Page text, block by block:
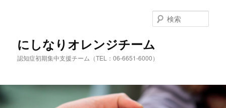
にしなりオレンジチーム
認知症初期集中支援チーム（TEL：06-6651-6000）
索